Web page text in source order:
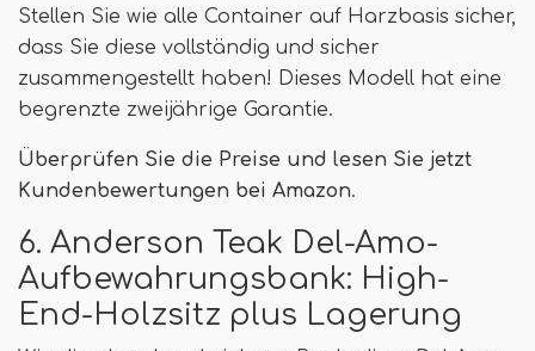
Stellen Sie wie alle Container auf Harzbasis sicher,
dass Sie diese vollständig und sicher
zusammengestellt haben! Dieses Modell hat eine
begrenzte zweijährige Garantie.
Überprüfen Sie die Preise und lesen Sie jetzt
Kundenbewertungen bei Amazon.
6. Anderson Teak Del-Amo-
Aufbewahrungsbank: High-
End-Holzsitz plus Lagerung